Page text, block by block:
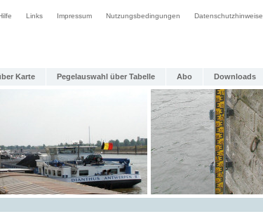
Links Impressum Nutzungsbedingungen Datenschutzhinweise
Karte Pegelauswahl über Tabelle Abo Downloads